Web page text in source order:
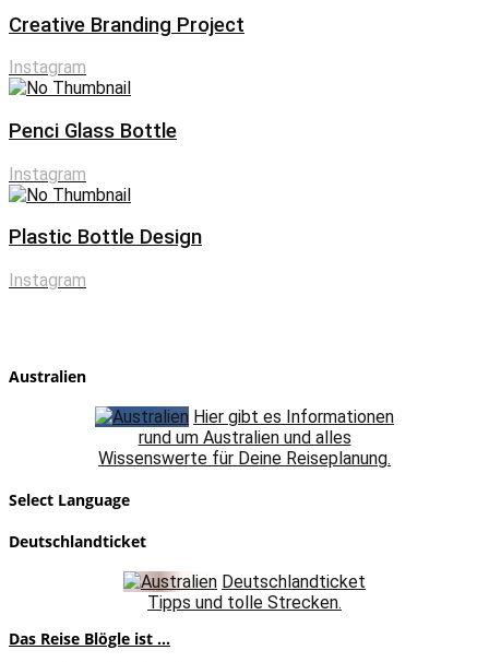
Creative Branding Project
Instagram
Penci Glass Bottle
Instagram
Plastic Bottle Design
Instagram
Australien
Hier gibt es Informationen
rund um Australien und alles
Wissenswerte für Deine Reiseplanung.
Select Language
Deutschlandticket
Deutschlandticket
Tipps und tolle Strecken.
Das Reise Blögle ist ...